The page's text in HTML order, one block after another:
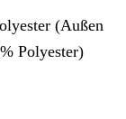
(Außen
Polyester)